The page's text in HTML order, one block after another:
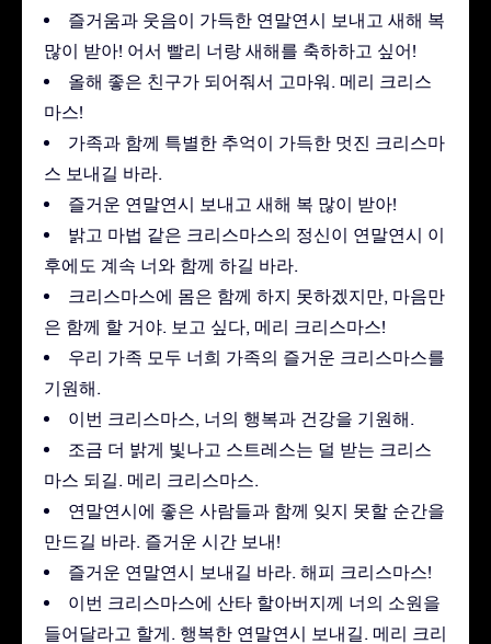
즐거움과 웃음이 가득한 연말연시 보내고 새해 복
많이 받아! 어서 빨리 너랑 새해를 축하하고 싶어!
올해 좋은 친구가 되어줘서 고마워. 메리 크리스
마스!
가족과 함께 특별한 추억이 가득한 멋진 크리스마
스 보내길 바라.
즐거운 연말연시 보내고 새해 복 많이 받아!
밝고 마법 같은 크리스마스의 정신이 연말연시 이
후에도 계속 너와 함께 하길 바라.
크리스마스에 몸은 함께 하지 못하겠지만, 마음만
은 함께 할 거야. 보고 싶다, 메리 크리스마스!
우리 가족 모두 너희 가족의 즐거운 크리스마스를
기원해.
이번 크리스마스, 너의 행복과 건강을 기원해.
조금 더 밝게 빛나고 스트레스는 덜 받는 크리스
마스 되길. 메리 크리스마스.
연말연시에 좋은 사람들과 함께 잊지 못할 순간을
만드길 바라. 즐거운 시간 보내!
즐거운 연말연시 보내길 바라. 해피 크리스마스!
이번 크리스마스에 산타 할아버지께 너의 소원을
들어달라고 할게. 행복한 연말연시 보내길. 메리 크리